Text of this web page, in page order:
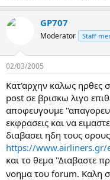
GP707
Moderator Staff
02/03/2005
Κατ'αρχην καλως ηρθες
post σε βρισκω λιγο
αποφευγουμε
εκφρασεις και να
διαβασει ηδη τους
https://www.airliners.gr/
και το θεμα "Διαβαστε
νοημα του forum. Καλη